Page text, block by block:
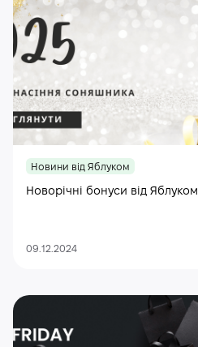
Новини від Яблуком
Новорічні бонуси від Яблуком
09.12.2024